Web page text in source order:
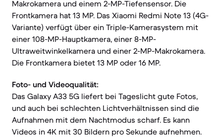
Makrokamera und einem 2-MP-Tiefensensor. Die
Frontkamera hat 13 MP. Das Xiaomi Redmi Note 13 (4G-
Variante) verfügt über ein Triple-Kamerasystem mit
einer 108-MP-Hauptkamera, einer 8-MP-
Ultraweitwinkelkamera und einer 2-MP-Makrokamera.
Die Frontkamera bietet 13 MP oder 16 MP.
Foto- und Videoqualität:
Das Galaxy A33 5G liefert bei Tageslicht gute Fotos,
und auch bei schlechten Lichtverhältnissen sind die
Aufnahmen mit dem Nachtmodus scharf. Es kann
Videos in 4K mit 30 Bildern pro Sekunde aufnehmen.